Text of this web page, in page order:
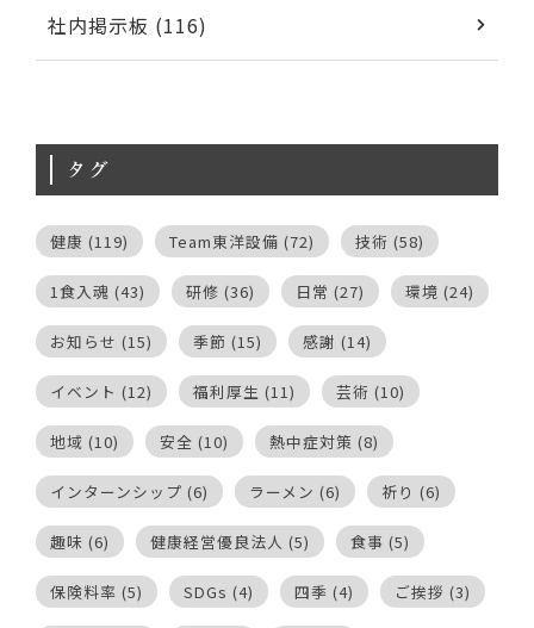
社内掲示板 (116)
タグ
健康 (119) Team東洋設備 (72) 技術 (58)
1食入魂 (43) 研修 (36) 日常 (27) 環境 (24)
お知らせ (15) 季節 (15) 感謝 (14)
イベント (12) 福利厚生 (11) 芸術 (10)
地域 (10) 安全 (10) 熱中症対策 (8)
インターンシップ (6) ラーメン (6) 祈り (6)
趣味 (6) 健康経営優良法人 (5) 食事 (5)
保険料率 (5) SDGs (4) 四季 (4) ご挨拶 (3)